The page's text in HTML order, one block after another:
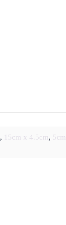
, 15cm x 4.5cm,